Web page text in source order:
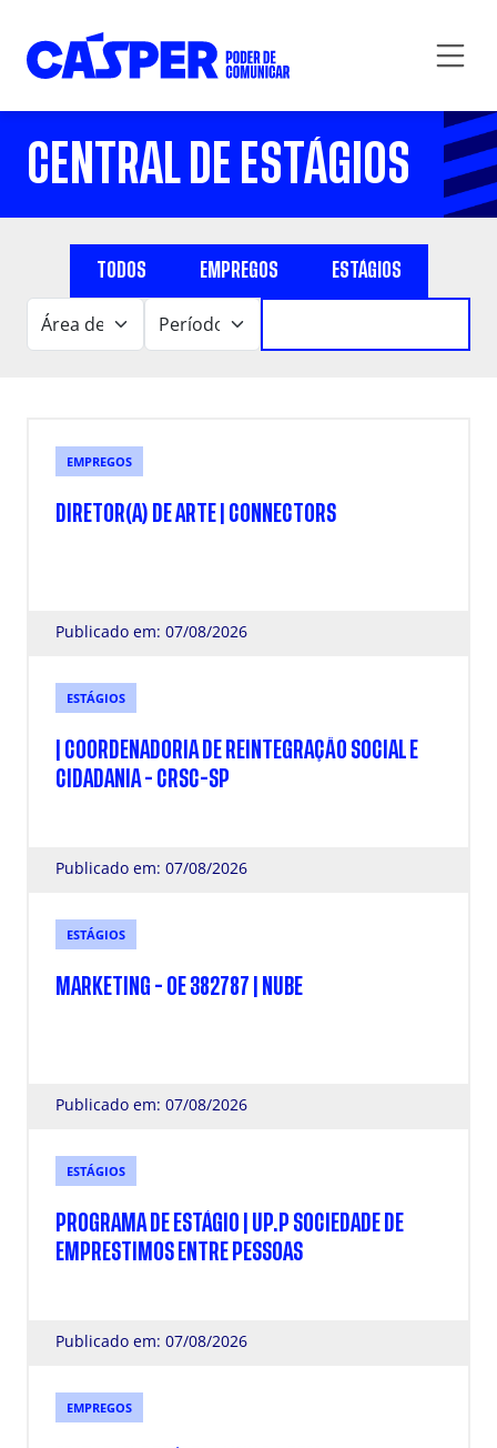
CENTRAL DE ESTÁGIOS
TODOS EMPREGOS ESTÁGIOS
EMPREGOS
DIRETOR(A) DE ARTE | CONNECTORS
Publicado em: 07/08/2026
ESTÁGIOS
| COORDENADORIA DE REINTEGRAÇÃO SOCIAL E
CIDADANIA - CRSC-SP
Publicado em: 07/08/2026
ESTÁGIOS
MARKETING - OE 382787 | NUBE
Publicado em: 07/08/2026
ESTÁGIOS
PROGRAMA DE ESTÁGIO | UP.P SOCIEDADE DE
EMPRESTIMOS ENTRE PESSOAS
Publicado em: 07/08/2026
EMPREGOS